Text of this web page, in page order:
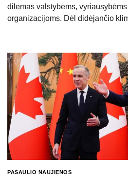
dilemas valstybėms,
organizacijoms. Dėl didėjančio
PASAULIO NAUJIENOS